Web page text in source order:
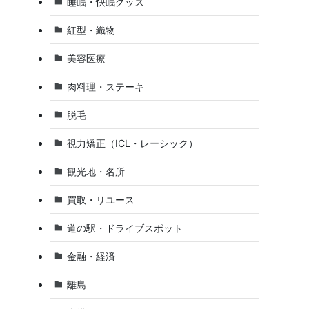
紅型・織物
美容医療
肉料理・ステーキ
脱毛
視力矯正（ICL・レーシック）
観光地・名所
買取・リユース
道の駅・ドライブスポット
金融・経済
離島